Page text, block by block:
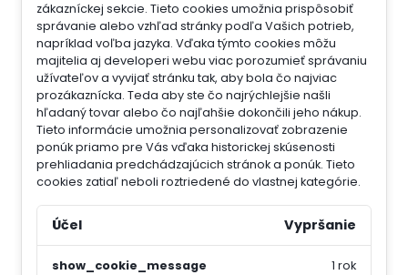
zákazníckej sekcie. Tieto cookies umožnia prispôsobiť
správanie alebo vzhľad stránky podľa Vašich potrieb,
napríklad voľba jazyka. Vďaka týmto cookies môžu
majitelia aj developeri webu viac porozumieť správaniu
užívateľov a vyvijať stránku tak, aby bola čo najviac
prozákaznícka. Teda aby ste čo najrýchlejšie našli
hľadaný tovar alebo čo najľahšie dokončili jeho nákup.
Tieto informácie umožnia personalizovať zobrazenie
ponúk priamo pre Vás vďaka historickej skúsenosti
prehliadania predchádzajúcich stránok a ponúk. Tieto
cookies zatiaľ neboli roztriedené do vlastnej kategórie.
Účel Vypršanie
show_cookie_message
1 rok